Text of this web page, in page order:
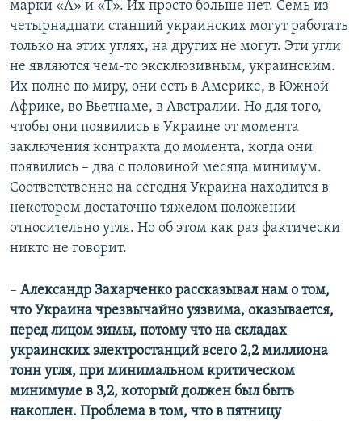
марки «А» и «Т». Их просто больше нет. Семь из
четырнадцати станций украинских могут работать
только на этих углях, на других не могут. Эти угли
не являются чем-то эксклюзивным, украинским.
Их полно по миру, они есть в Америке, в Южной
Африке, во Вьетнаме, в Австралии. Но для того,
чтобы они появились в Украине от момента
заключения контракта до момента, когда они
появились – два с половиной месяца минимум.
Соответственно на сегодня Украина находится в
некотором достаточно тяжелом положении
относительно угля. Но об этом как раз фактически
никто не говорит.
– Александр Захарченко рассказывал нам о том,
что Украина чрезвычайно уязвима, оказывается,
перед лицом зимы, потому что на складах
украинских электростанций всего 2,2 миллиона
тонн угля, при минимальном критическом
минимуме в 3,2, который должен был быть
накоплен. Проблема в том, что в пятницу